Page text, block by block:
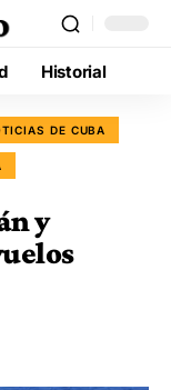
Historial
DE CUBA
y